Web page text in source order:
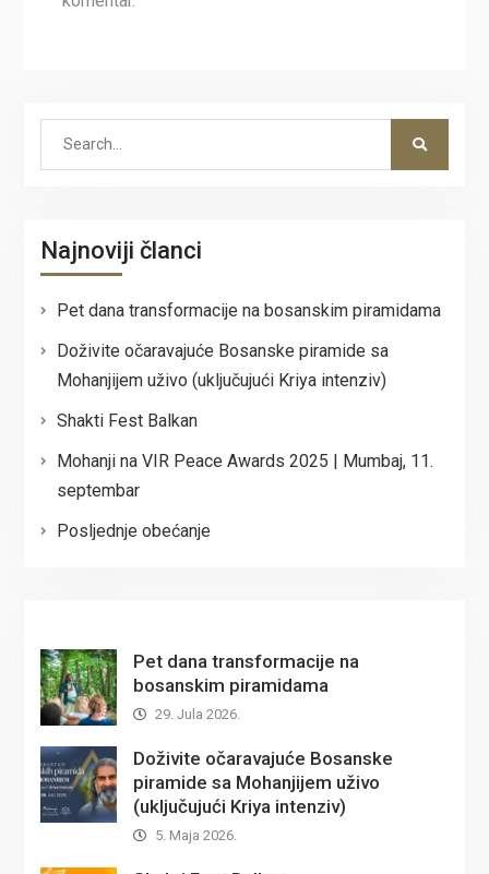
Najnoviji članci
Pet dana transformacije na bosanskim piramidama
Doživite očaravajuće Bosanske piramide sa
Mohanjijem uživo (uključujući Kriya intenziv)
Shakti Fest Balkan
Mohanji na VIR Peace Awards 2025 | Mumbaj, 11.
septembar
Posljednje obećanje
Pet dana transformacije na
bosanskim piramidama
29. Jula 2026.
Doživite očaravajuće Bosanske
piramide sa Mohanjijem uživo
(uključujući Kriya intenziv)
5. Maja 2026.